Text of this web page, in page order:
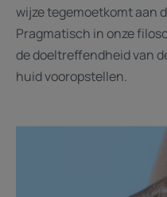
wijze tegemoetkomt aan
Pragmatisch in onze
de doeltreffendheid van
huid vooropstellen.